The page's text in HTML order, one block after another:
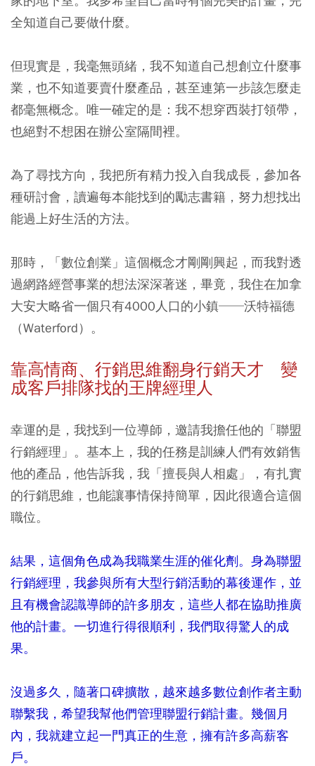
全知道自己要做什麼。
但現實是，我毫無頭緒，我不知道自己想創立什麼事
業，也不知道要賣什麼產品，甚至連第一步該怎麼走
都毫無概念。唯一確定的是：我不想穿西裝打領帶，
也絕對不想困在辦公室隔間裡。
為了尋找方向，我把所有精力投入自我成長，參加各
種研討會，讀遍每本能找到的勵志書籍，努力想找出
能過上好生活的方法。
那時，「數位創業」這個概念才剛剛興起，而我對透
過網路經營事業的想法深深著迷，畢竟，我住在加拿
大安大略省一個只有4000人口的小鎮──沃特福德
（Waterford）。
靠高情商、行銷思維翻身行銷天才 變
成客戶排隊找的王牌經理人
幸運的是，我找到一位導師，邀請我擔任他的「聯盟
行銷經理」。基本上，我的任務是訓練人們有效銷售
他的產品，他告訴我，我「擅長與人相處」，有扎實
的行銷思維，也能讓事情保持簡單，因此很適合這個
職位。
結果，這個角色成為我職業生涯的催化劑。身為聯盟
行銷經理，我參與所有大型行銷活動的幕後運作，並
且有機會認識導師的許多朋友，這些人都在協助推廣
他的計畫。一切進行得很順利，我們取得驚人的成
果。
沒過多久，隨著口碑擴散，越來越多數位創作者主動
聯繫我，希望我幫他們管理聯盟行銷計畫。幾個月
內，我就建立起一門真正的生意，擁有許多高薪客
戶。